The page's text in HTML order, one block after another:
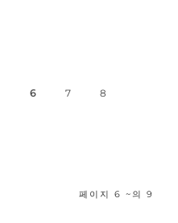
6 7 8
페이지 6 ~의 9